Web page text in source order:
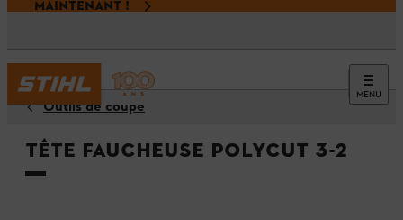
MAINTENANT !
MENU
Outils de coupe
Tête faucheuse PolyCut 3-2